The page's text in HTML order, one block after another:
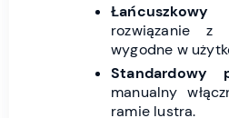
Łańcuszkowy -
rozwiązanie z
wygodne w
Standardowy
manualny
ramie lustra.